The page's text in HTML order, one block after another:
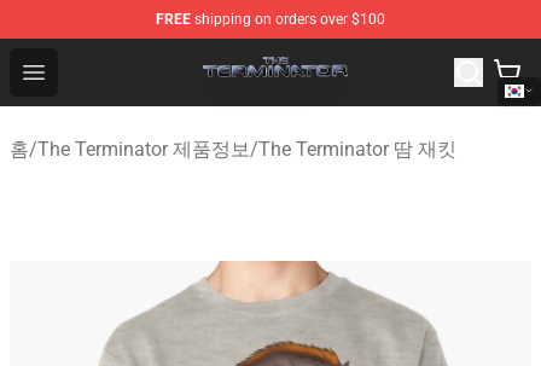
FREE shipping on orders over $100
Open menu
The Terminator Store - Official The Terminator
홈/The Terminator 제품정보/The Terminator 땀 재킷